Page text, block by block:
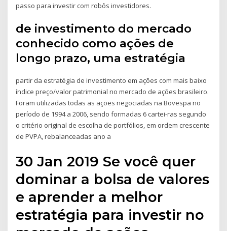
passo para investir com robôs investidores.
de investimento do mercado
conhecido como ações de
longo prazo, uma estratégia
partir da estratégia de investimento em ações com mais baixo
índice preço/valor patrimonial no mercado de ações brasileiro.
Foram utilizadas todas as ações negociadas na Bovespa no
período de 1994 a 2006, sendo formadas 6 cartei-ras segundo
o critério original de escolha de portfólios, em ordem crescente
de PVPA, rebalanceadas ano a
30 Jan 2019 Se você quer
dominar a bolsa de valores
e aprender a melhor
estratégia para investir no